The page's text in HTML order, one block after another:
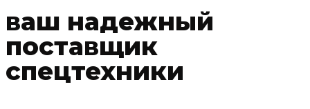
ваш надежный
поставщик
спецтехники